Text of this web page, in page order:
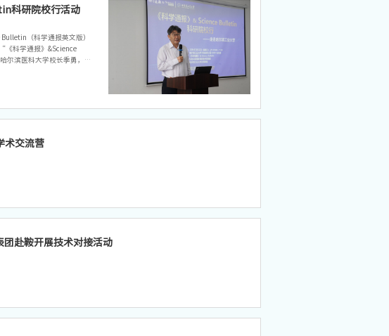
科研院校行活动
（科学通报英文版）
《科学通报》&Science
尔滨医科大学校长季勇，我
术交流营
赴鞍开展技术对接活动